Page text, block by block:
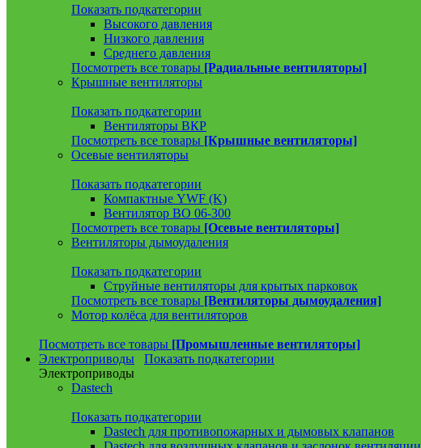
Показать подкатегории
Высокого давления
Низкого давления
Среднего давления
Посмотреть все товары [Радиальные вентиляторы]
Крышные вентиляторы
Показать подкатегории
Вентиляторы ВКР
Посмотреть все товары [Крышные вентиляторы]
Осевые вентиляторы
Показать подкатегории
Компактные YWF (K)
Вентилятор ВО 06-300
Посмотреть все товары [Осевые вентиляторы]
Вентиляторы дымоудаления
Показать подкатегории
Струйные вентиляторы для крытых парковок
Посмотреть все товары [Вентиляторы дымоудаления]
Мотор колёса для вентиляторов
Посмотреть все товары [Промышленные вентиляторы]
Электроприводы
Показать подкатегории
Электроприводы
Dastech
Показать подкатегории
Dastech для противопожарных и дымовых клапанов